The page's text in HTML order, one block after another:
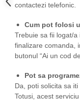
contactezi telefonic.
Cum pot folosi
Trebuie sa fii logat/
finalizare comanda,
butonul “Ai un cod
Pot sa
Da, poti solicita sa
Totusi, acest